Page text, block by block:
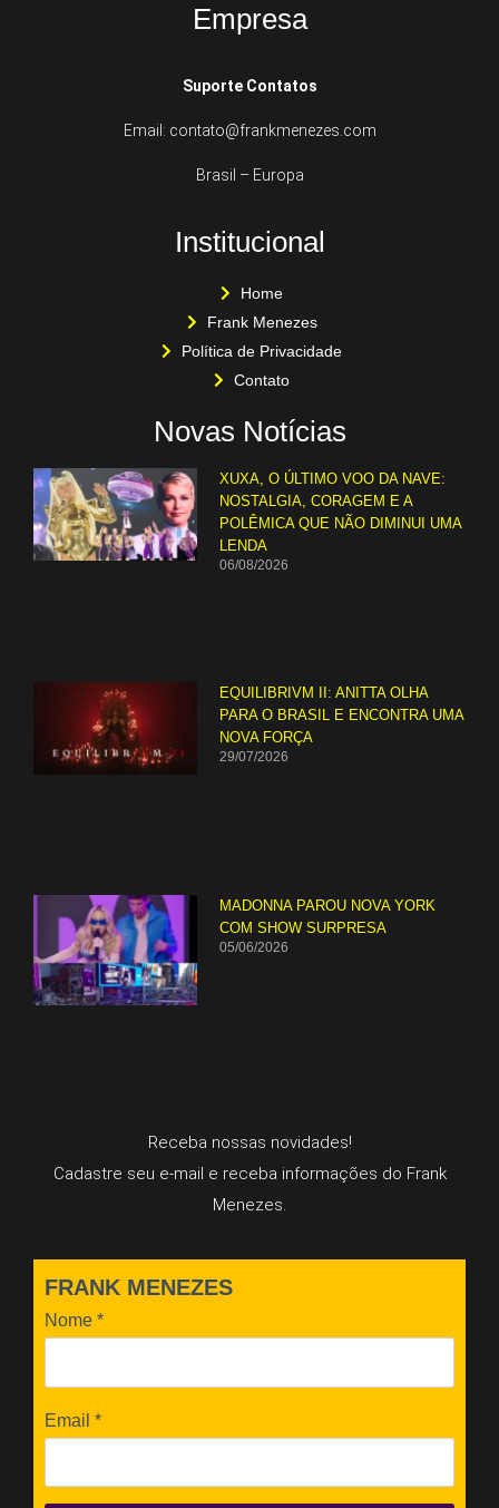
Empresa
Suporte Contatos
Email: contato@frankmenezes.com
Brasil – Europa
Institucional
Home
Frank Menezes
Política de Privacidade
Contato
Novas Notícias
XUXA, O ÚLTIMO VOO DA NAVE:
NOSTALGIA, CORAGEM E A
POLÊMICA QUE NÃO DIMINUI UMA
LENDA
06/08/2026
EQUILIBRIVM II: ANITTA OLHA
PARA O BRASIL E ENCONTRA UMA
NOVA FORÇA
29/07/2026
MADONNA PAROU NOVA YORK
COM SHOW SURPRESA
05/06/2026
Receba nossas novidades!
Cadastre seu e-mail e receba informações do Frank
Menezes.
FRANK MENEZES
Nome *
Email *